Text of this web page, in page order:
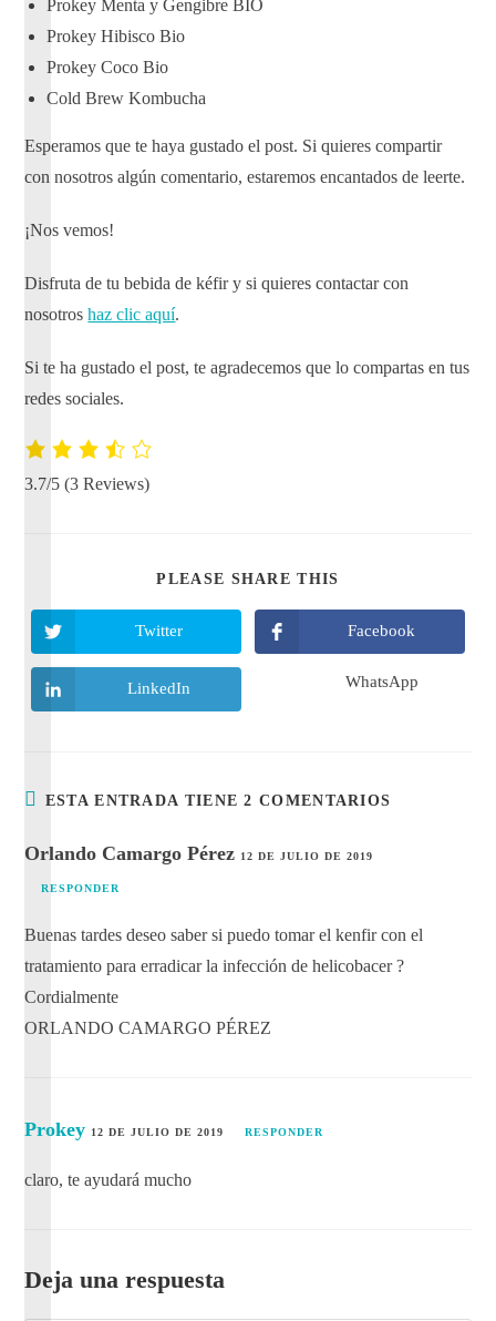
Prokey Menta y Gengibre BIO
Prokey Hibisco Bio
Prokey Coco Bio
Cold Brew Kombucha
Esperamos que te haya gustado el post. Si quieres compartir
con nosotros algún comentario, estaremos encantados de leerte.
¡Nos vemos!
Disfruta de tu bebida de kéfir y si quieres contactar con
nosotroshaz clic aquí.
Si te ha gustado el post, te agradecemos que lo compartas en tus
redes sociales.
3.7/5(3 Reviews)
PLEASE SHARE THIS
Twitter Facebook
LinkedIn WhatsApp
ESTA ENTRADA TIENE 2 COMENTARIOS
Orlando Camargo Pérez 12 DE JULIO DE 2019
RESPONDER
Buenas tardes deseo saber si puedo tomar el kenfir con el
tratamiento para erradicar la infección de helicobacer ?
Cordialmente
ORLANDO CAMARGO PÉREZ
Prokey 12 DE JULIO DE 2019 RESPONDER
claro, te ayudará mucho
Deja una respuesta